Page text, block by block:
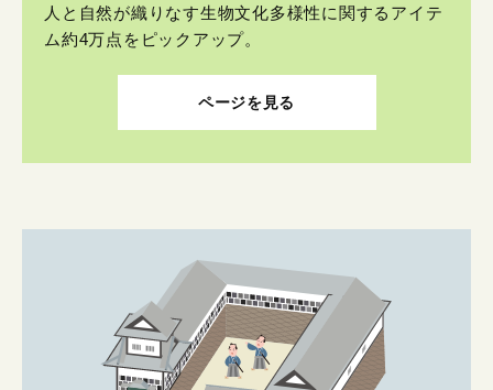
人と自然が織りなす生物文化多様性に関するアイテ
ム約4万点をピックアップ。
ページを見る